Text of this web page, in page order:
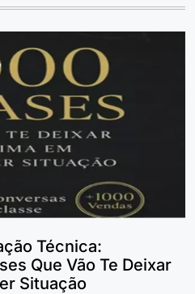
Técnica:
Que Vão Te Deixar
Situação